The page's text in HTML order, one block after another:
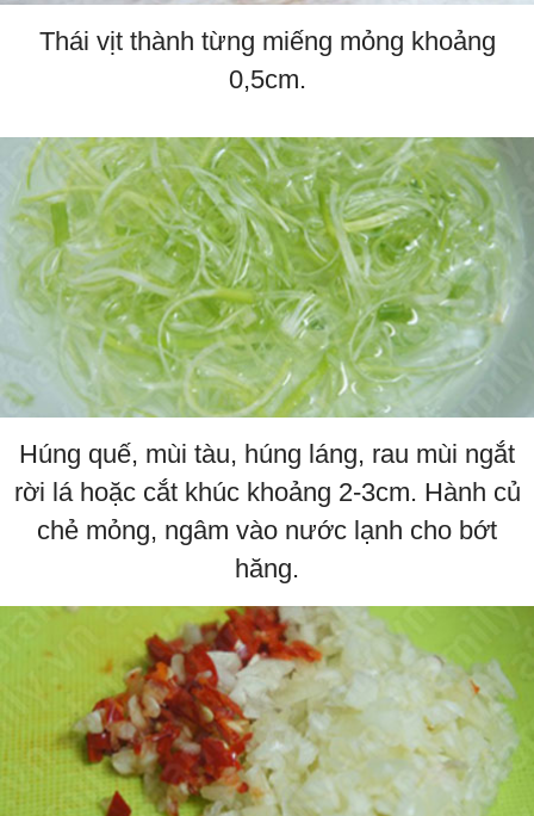
Thái vịt thành từng miếng mỏng khoảng
0,5cm.
Húng quế, mùi tàu, húng láng, rau mùi ngắt
rời lá hoặc cắt khúc khoảng 2-3cm. Hành củ
chẻ mỏng, ngâm vào nước lạnh cho bớt
hăng.